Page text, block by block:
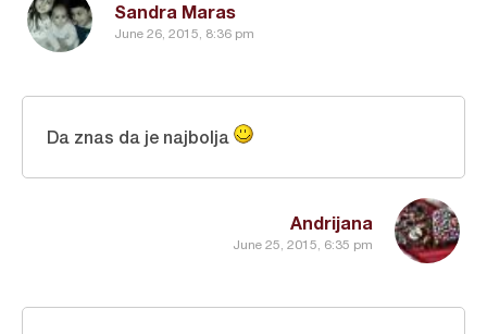
Sandra Maras
June 26, 2015, 8:36 pm
Andrijana
June 25, 2015, 6:35 pm
Da znas da je najbolja